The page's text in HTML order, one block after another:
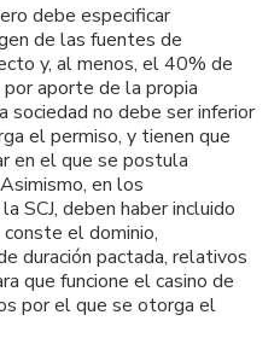
debe especificar
de las fuentes de
y, al menos, el 40% de
aporte de la propia
sociedad no debe ser inferior
el permiso, y tienen que
en el que se postula
en los
SCJ, deben haber incluido
el dominio,
duración pactada, relativos
que funcione el casino de
por el que se otorga el